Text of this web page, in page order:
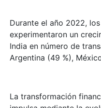
Durante el año 2022,
experimentaron un
India en número de
Argentina (49 %),
La transformación